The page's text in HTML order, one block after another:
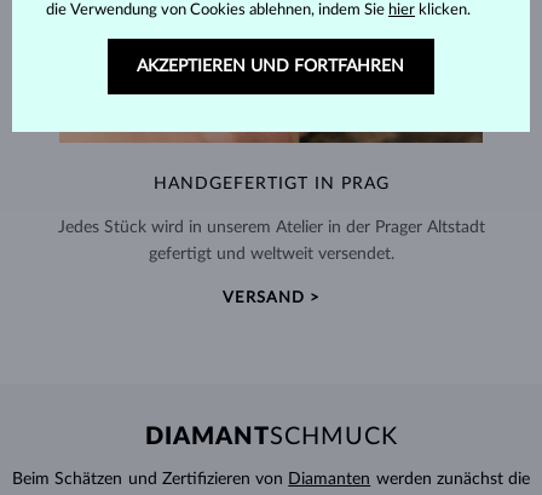
HANDGEFERTIGT IN PRAG
Jedes Stück wird in unserem Atelier in der Prager Altstadt
gefertigt und weltweit versendet.
VERSAND >
DIAMANTSCHMUCK
Beim Schätzen und Zertifizieren von Diamanten werden zunächst die
die Verwendung von Cookies ablehnen, indem Sie hier klicken.
AKZEPTIEREN UND FORTFAHREN